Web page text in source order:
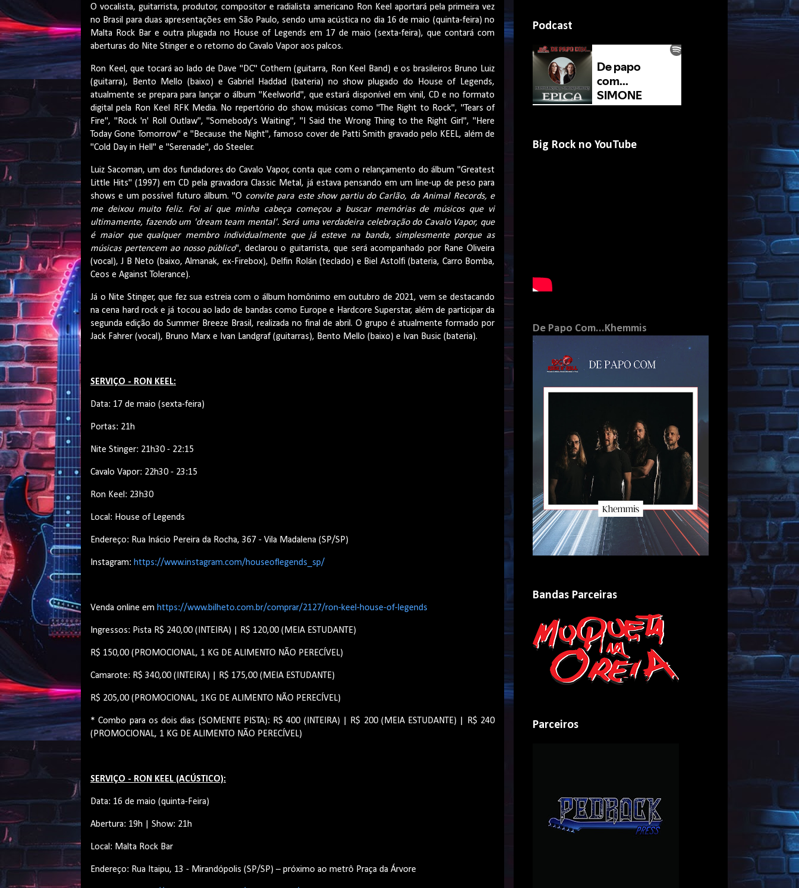
O vocalista, guitarrista, produtor, compositor e radialista americano Ron Keel aportará pela primeira vez
no Brasil para duas apresentações em São Paulo, sendo uma acústica no dia 16 de maio (quinta-feira) no
Malta Rock Bar e outra plugada no House of Legends em 17 de maio (sexta-feira), que contará com
aberturas do Nite Stinger e o retorno do Cavalo Vapor aos palcos.
Ron Keel, que tocará ao lado de Dave "DC" Cothern (guitarra, Ron Keel Band) e os brasileiros Bruno Luiz
(guitarra), Bento Mello (baixo) e Gabriel Haddad (bateria) no show plugado do House of Legends,
atualmente se prepara para lançar o álbum "Keelworld", que estará disponível em vinil, CD e no formato
digital pela Ron Keel RFK Media. No repertório do show, músicas como "The Right to Rock", "Tears of
Fire", "Rock 'n' Roll Outlaw", "Somebody's Waiting", "I Said the Wrong Thing to the Right Girl", "Here
Today Gone Tomorrow" e "Because the Night", famoso cover de Patti Smith gravado pelo KEEL, além de
"Cold Day in Hell" e "Serenade", do Steeler.
Luiz Sacoman, um dos fundadores do Cavalo Vapor, conta que com o relançamento do álbum "Greatest
Little Hits" (1997) em CD pela gravadora Classic Metal, já estava pensando em um line-up de peso para
shows e um possível futuro álbum. "O convite para este show partiu do Carlão, da Animal Records, e
me deixou muito feliz. Foi aí que minha cabeça começou a buscar memórias de músicos que vi
ultimamente, fazendo um 'dream team mental'. Será uma verdadeira celebração do Cavalo Vapor, que
é maior que qualquer membro individualmente que já esteve na banda, simplesmente porque as
músicas pertencem ao nosso público", declarou o guitarrista, que será acompanhado por Rane Oliveira
(vocal), J B Neto (baixo, Almanak, ex-Firebox), Delfin Rolán (teclado) e Biel Astolfi (bateria, Carro Bomba,
Ceos e Against Tolerance).
Já o Nite Stinger, que fez sua estreia com o álbum homônimo em outubro de 2021, vem se destacando
na cena hard rock e já tocou ao lado de bandas como Europe e Hardcore Superstar, além de participar da
segunda edição do Summer Breeze Brasil, realizada no final de abril. O grupo é atualmente formado por
Jack Fahrer (vocal), Bruno Marx e Ivan Landgraf (guitarras), Bento Mello (baixo) e Ivan Busic (bateria).
SERVIÇO - RON KEEL:
Data: 17 de maio (sexta-feira)
Portas: 21h
Nite Stinger: 21h30 - 22:15
Cavalo Vapor: 22h30 - 23:15
Ron Keel: 23h30
Local: House of Legends
Endereço: Rua Inácio Pereira da Rocha, 367 - Vila Madalena (SP/SP)
Instagram: https://www.instagram.com/houseoflegends_sp/
Venda online em https://www.bilheto.com.br/comprar/2127/ron-keel-house-of-legends
Ingressos: Pista R$ 240,00 (INTEIRA) | R$ 120,00 (MEIA ESTUDANTE)
R$ 150,00 (PROMOCIONAL, 1 KG DE ALIMENTO NÃO PERECÍVEL)
Camarote: R$ 340,00 (INTEIRA) | R$ 175,00 (MEIA ESTUDANTE)
R$ 205,00 (PROMOCIONAL, 1KG DE ALIMENTO NÃO PERECÍVEL)
* Combo para os dois dias (SOMENTE PISTA): R$ 400 (INTEIRA) | R$ 200 (MEIA ESTUDANTE) | R$ 240
(PROMOCIONAL, 1 KG DE ALIMENTO NÃO PERECÍVEL)
SERVIÇO - RON KEEL (ACÚSTICO):
Data: 16 de maio (quinta-Feira)
Abertura: 19h | Show: 21h
Local: Malta Rock Bar
Endereço: Rua Itaipu, 13 - Mirandópolis (SP/SP) – próximo ao metrô Praça da Árvore
Podcast
Big Rock no YouTube
De Papo Com...Khemmis
Bandas Parceiras
Parceiros